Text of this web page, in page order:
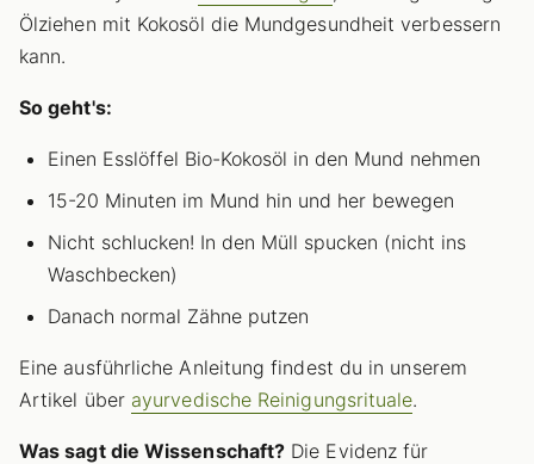
Ölziehen mit Kokosöl die Mundgesundheit verbessern
kann.
So geht's:
Einen Esslöffel Bio-Kokosöl in den Mund nehmen
15-20 Minuten im Mund hin und her bewegen
Nicht schlucken! In den Müll spucken (nicht ins
Waschbecken)
Danach normal Zähne putzen
Eine ausführliche Anleitung findest du in unserem
Artikel über ayurvedische Reinigungsrituale.
Was sagt die Wissenschaft? Die Evidenz für